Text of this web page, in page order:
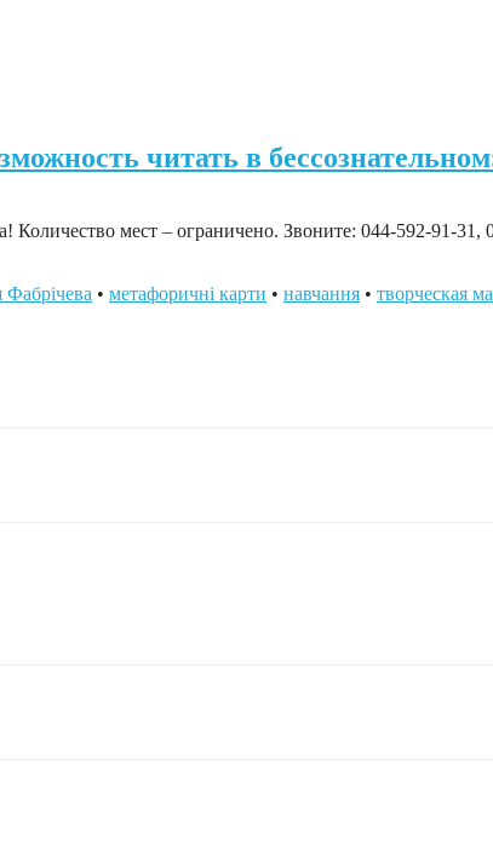
читать в
мест – ограничено. Звоните: 044-592-91-31,
Фабрічева • метафоричні карти • навчання • творческая